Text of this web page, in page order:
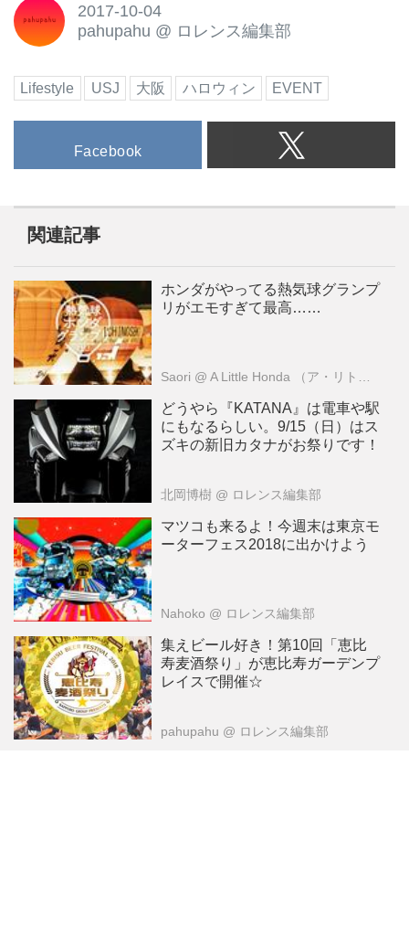
2017-10-04
pahupahu @ ロレンス編集部
Lifestyle USJ 大阪 ハロウィン EVENT
Facebook
関連記事
ホンダがやってる熱気球グランプ
リがエモすぎて最高……
Saori @ A Little Honda （ア・リトル・ホンダ）編集部
どうやら『KATANA』は電車や駅
にもなるらしい。9/15（日）はス
ズキの新旧カタナがお祭りです！
北岡博樹 @ ロレンス編集部
マツコも来るよ！今週末は東京モ
ーターフェス2018に出かけよう
Nahoko @ ロレンス編集部
集えビール好き！第10回「恵比
寿麦酒祭り」が恵比寿ガーデンプ
レイスで開催☆
pahupahu @ ロレンス編集部